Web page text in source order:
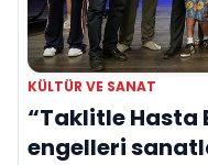
KÜLTÜR VE SANAT
“Taklitle Hasta
engelleri